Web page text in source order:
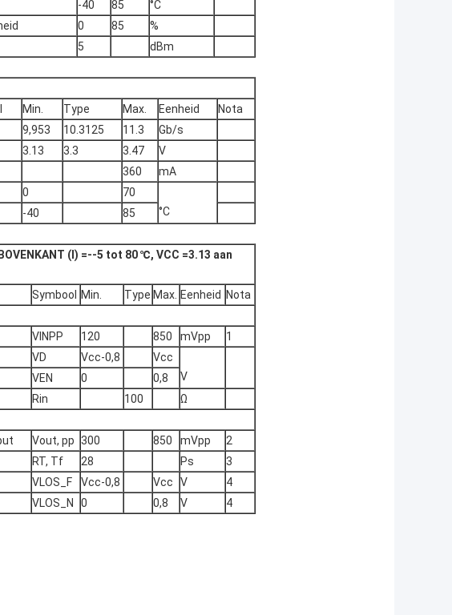
-40 85
°C
0 85
%
5 dBm
Min. Type Max. Eenheid
Nota
9,953 10.3125 11.3
Gb/s
3.13 3.3 3.47
V
360 mA
0
70
°C
-40 85
(I) =--5 tot 80 ℃, VCC =3.13 aan
Symbool Min. Type Max. Eenheid
Nota
VINPP 120 850 mVpp
1
VD Vcc-0,8
Vcc
V
VEN 0
0,8
Rin 100
Ω
Vout, pp 300 850 mVpp
2
RT, Tf 28 Ps
3
VLOS_F Vcc-0,8 Vcc V
4
VLOS_N 0 0,8 V 4